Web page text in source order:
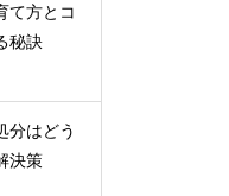
て方とコ
秘訣
分はどう
決策